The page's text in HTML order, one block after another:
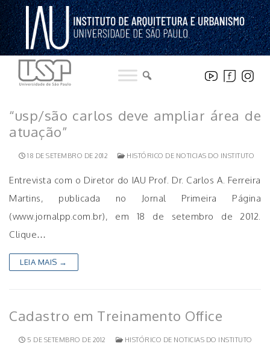
Pular
para
o
conteúdo
“usp/são carlos deve ampliar área de
atuação”
18 DE SETEMBRO DE 2012 HISTÓRICO DE NOTICIAS DO INSTITUTO
Entrevista com o Diretor do IAU Prof. Dr. Carlos A. Ferreira
Martins, publicada no Jornal Primeira Página
(www.jornalpp.com.br), em 18 de setembro de 2012.
Clique…
LEIA MAIS →
Cadastro em Treinamento Office
5 DE SETEMBRO DE 2012 HISTÓRICO DE NOTICIAS DO INSTITUTO